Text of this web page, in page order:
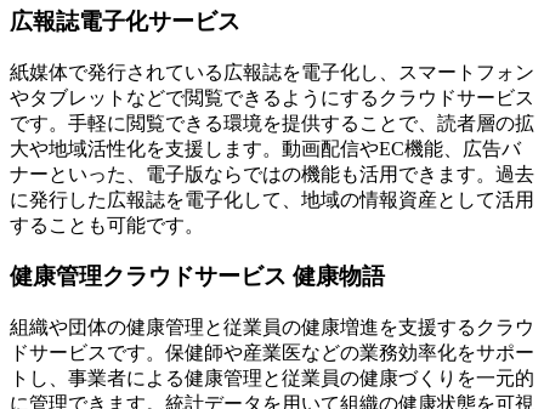
広報誌電子化サービス
紙媒体で発行されている広報誌を電子化し、スマートフォン
やタブレットなどで閲覧できるようにするクラウドサービス
です。手軽に閲覧できる環境を提供することで、読者層の拡
大や地域活性化を支援します。動画配信やEC機能、広告バ
ナーといった、電子版ならではの機能も活用できます。過去
に発行した広報誌を電子化して、地域の情報資産として活用
することも可能です。
健康管理クラウドサービス 健康物語
組織や団体の健康管理と従業員の健康増進を支援するクラウ
ドサービスです。保健師や産業医などの業務効率化をサポー
トし、事業者による健康管理と従業員の健康づくりを一元的
に管理できます。統計データを用いて組織の健康状態を可視